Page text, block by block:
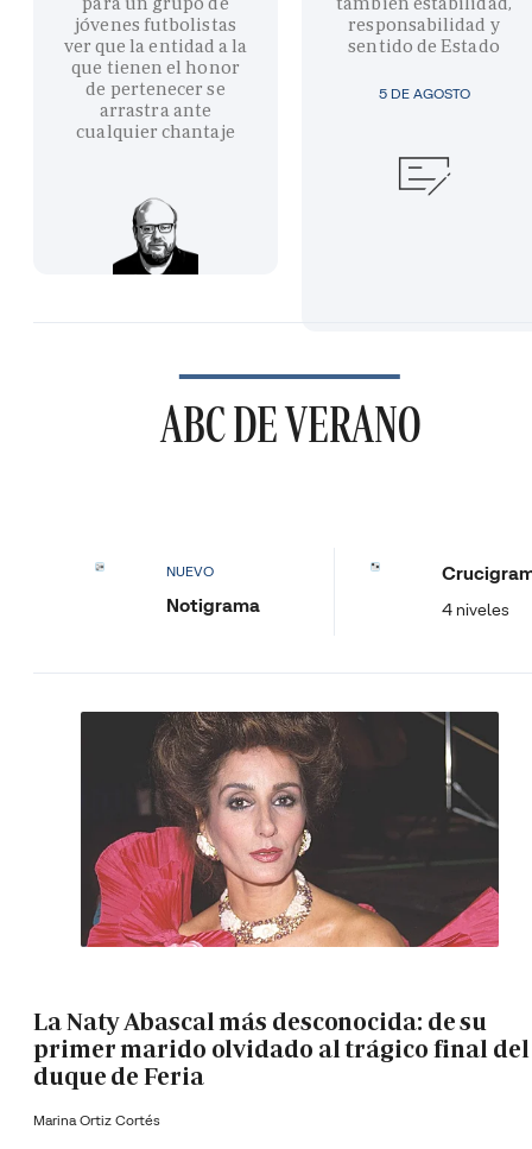
jóvenes futbolistas
ver que la entidad a la
que tienen el honor
de pertenecer se
arrastra ante
cualquier chantaje
5 DE AGOSTO
responsabilidad y
sentido de Estado
ABC DE VERANO
NUEVO
Notigrama 4 niveles
La Naty Abascal más desconocida: de su
primer marido olvidado al trágico final del
duque de Feria
Marina Ortiz Cortés